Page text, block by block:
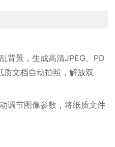
背景，生成高清JPEG、PD
质文档自动拍照，解放双
调节图像参数，将纸质文件